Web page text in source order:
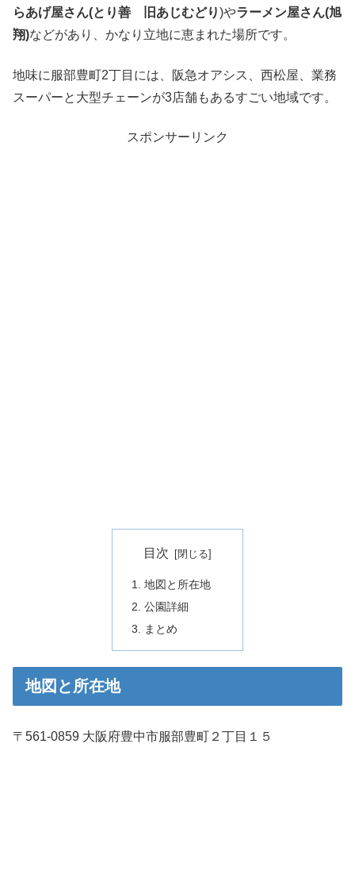
らあげ屋さん(とり善 旧あじむどり)やラーメン屋さん(旭
翔)などがあり、かなり立地に恵まれた場所です。
地味に服部豊町2丁目には、阪急オアシス、西松屋、業務
スーパーと大型チェーンが3店舗もあるすごい地域です。
スポンサーリンク
目次
地図と所在地
公園詳細
まとめ
地図と所在地
〒561-0859 大阪府豊中市服部豊町２丁目１５